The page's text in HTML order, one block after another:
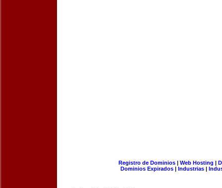
Registro de Dominios| Web Hosting |
Dominios Expirados | Industrias |